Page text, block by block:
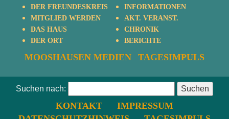
DER FREUNDESKREIS
MITGLIED WERDEN
DAS HAUS
DER ORT
INFORMATIONEN
AKT. VERANST.
CHRONIK
BERICHTE
MOOSHAUSEN MEDIEN TAGESIMPULS
Suchen nach:
KONTAKT
IMPRESSUM